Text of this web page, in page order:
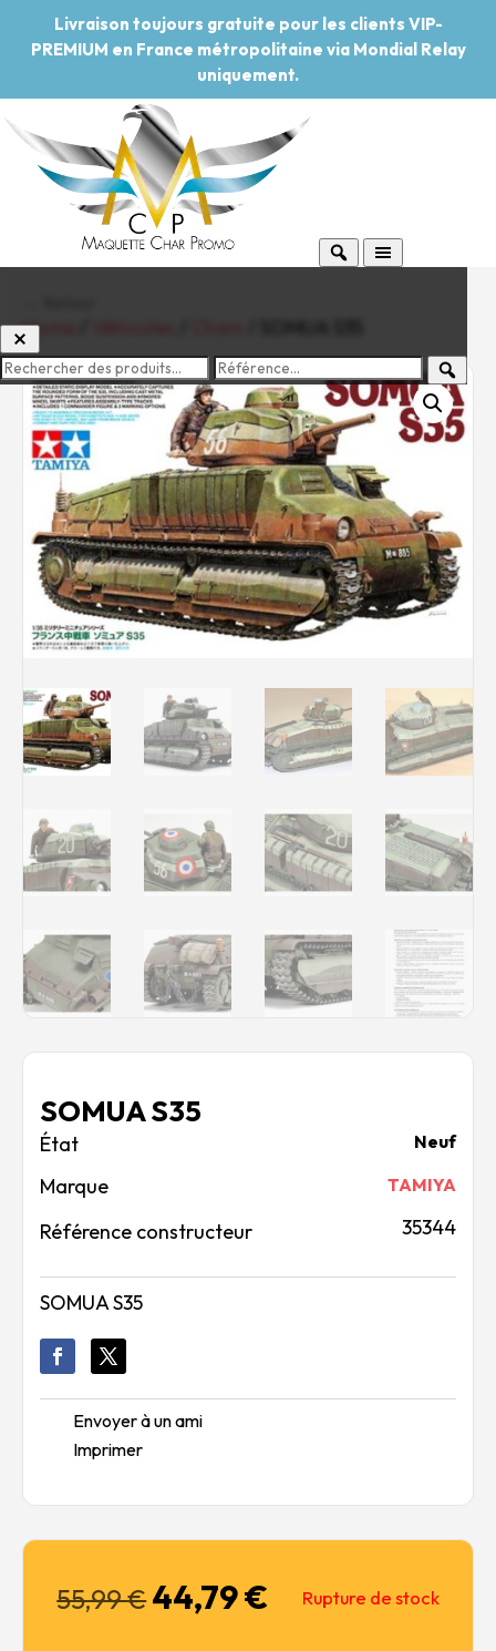
Livraison toujours gratuite pour les clients VIP-
PREMIUM en France métropolitaine via Mondial Relay
uniquement.
-20%Pouvoir d'achat
Rechercher des produits...
Mon panier0
0,00€
Connexion / Inscription
Véhicules
Bateaux
Trains
Figurines
Peintures
Puzzles
Carte cadeau
Maquette par marque
Home
SOMUA S35
Neuf
Marque TAMIYA
Référence constructeur 35344
SOMUA S35
Envoyer à un ami
Imprimer
55,99€Le
prix
44,79€ Rupture de stock